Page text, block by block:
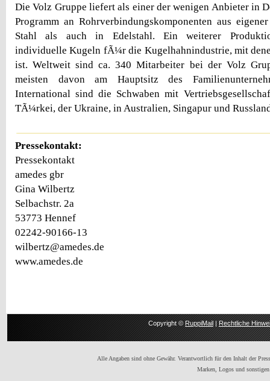
Die Volz Gruppe liefert als einer der wenigen Anbieter in
Programm an Rohrverbindungskomponenten aus
Stahl als auch in Edelstahl. Ein weiterer
individuelle Kugeln fÃ¼r die Kugelhahnindustrie, mit
ist. Weltweit sind ca. 340 Mitarbeiter bei der Volz
meisten davon am Hauptsitz des
International sind die Schwaben mit
TÃ¼rkei, der Ukraine, in Australien, Singapur und
Pressekontakt:
Pressekontakt
amedes gbr
Gina Wilbertz
Selbachstr. 2a
53773 Hennef
02242-90166-13
wilbertz@amedes.de
www.amedes.de
Copyright ©RuppiMail|Rechtliche
Alle Angaben sind ohne Gewähr. Verantwortlich für den Inhalt der
Marken, Logos und